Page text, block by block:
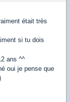
était très
si tu dois
ans ^^
oui je pense que